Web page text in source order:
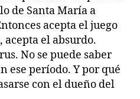
de Santa María a
acepta el juego
el absurdo.
No se puede saber
ese período. Y por qué
con el dueño del